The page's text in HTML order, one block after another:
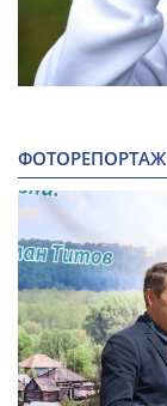
ФОТОРЕПОРТАЖ